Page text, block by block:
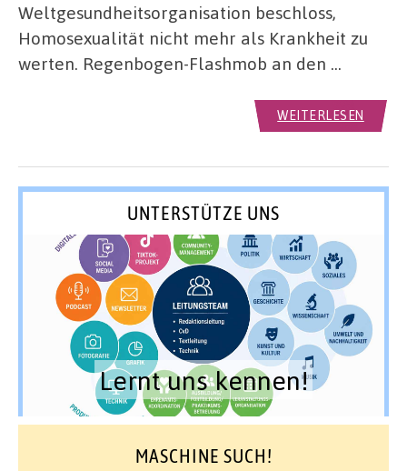
Weltgesundheitsorganisation beschloss,
Homosexualität nicht mehr als Krankheit zu
werten. Regenbogen-Flashmob an den …
WEITERLESEN
UNTERSTÜTZE UNS
Lernt uns kennen!
MASCHINE SUCH!